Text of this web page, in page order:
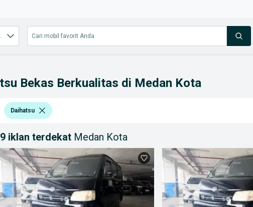
Bekas Berkualitas di Medan Kota
Daihatsu
9 iklan terdekat Medan Kota